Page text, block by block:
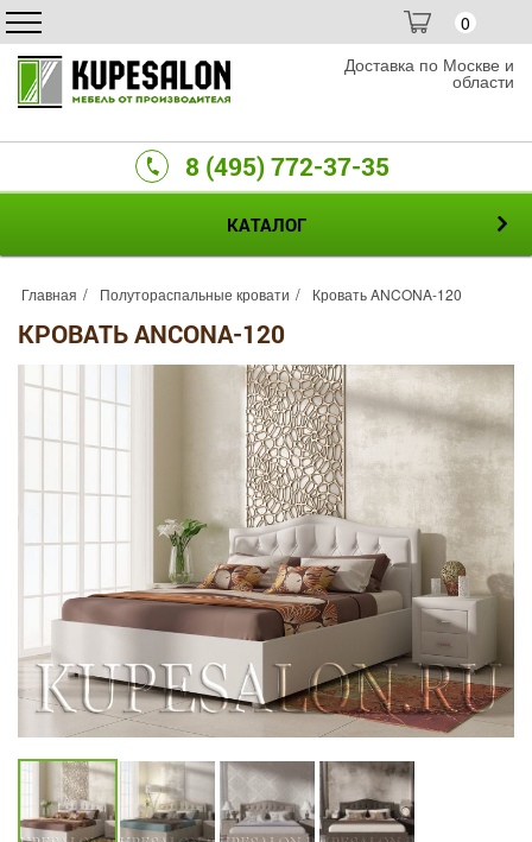
0
Доставка по Москве и
области
8 (495) 772-37-35
КАТАЛОГ
Главная Полутораспальные кровати Кровать ANCONA-120
КРОВАТЬ ANCONA-120